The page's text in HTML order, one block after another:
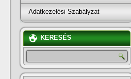
Adatkezelési Szabályzat
KERESÉS